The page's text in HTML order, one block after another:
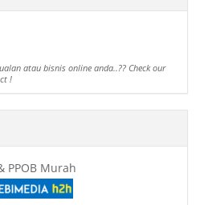
atau bisnis online anda..?? Check our
!
PPOB Murah